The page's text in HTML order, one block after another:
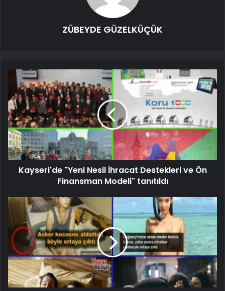
ZÜBEYDE GÜZELKÜÇÜK
Kayseri'de "Yeni Nesil İhracat Destekleri ve Ön
Finansman Modeli" tanıtıldı